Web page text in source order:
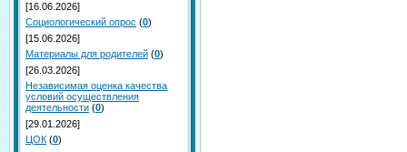
[16.06.2026]
Социологический опрос (0)
[15.06.2026]
Материалы для родителей (0)
[26.03.2026]
Независимая оценка качества
условий осуществления
деятельности (0)
[29.01.2026]
ЦОК (0)